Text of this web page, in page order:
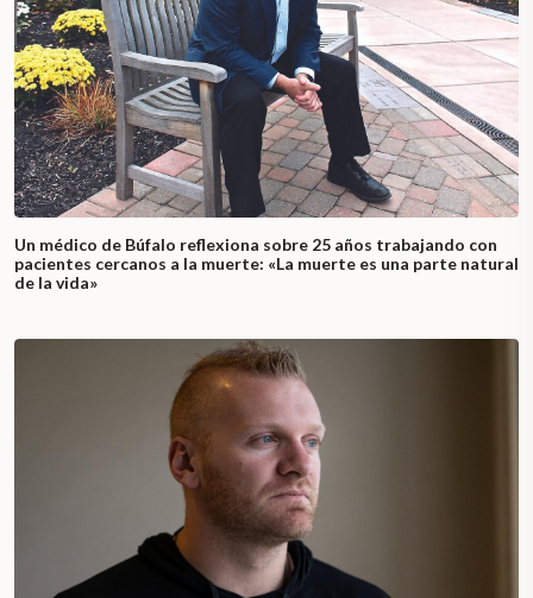
Un médico de Búfalo reflexiona sobre 25 años trabajando con
pacientes cercanos a la muerte: «La muerte es una parte natural
de la vida»